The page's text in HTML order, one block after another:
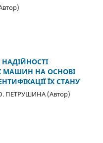
МАШИН НА ОСНОВІ
ЇХ СТАНУ
ПЕТРУШИНА (Автор)